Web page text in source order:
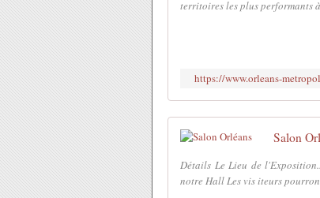
territoires les plus performants
https://www.orleans-
Salon
Détails Le Lieu de
notre Hall Les vis iteurs